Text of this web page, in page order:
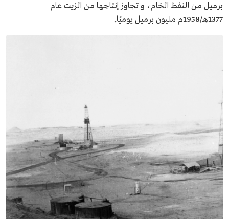
برميل من النفط الخام، و تجاوز إنتاجها من الزيت عام
1377هـ/1958م مليون برميل يوميًا.